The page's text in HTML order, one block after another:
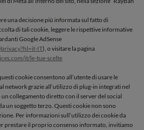
una decisione più informata sul fatto di
di tali cookie, leggere le rispettive informative
Google AdSense
IT), o visitare la pagina
it/le-tue-scelte
cookie consentono all’utente di usare le
network grazie all’utilizzo di plug-in integrati nel
collegamento diretto con il server del social
un soggetto terzo. Questi cookie non sono
Per informazioni sull’utilizzo dei cookie da
prestare il proprio consenso informato, invitiamo